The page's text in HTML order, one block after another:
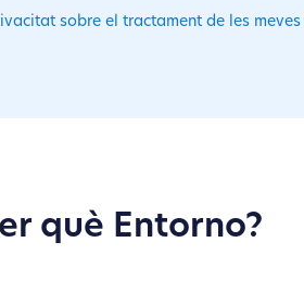
sobre el tractament de les meves
què Entorno?